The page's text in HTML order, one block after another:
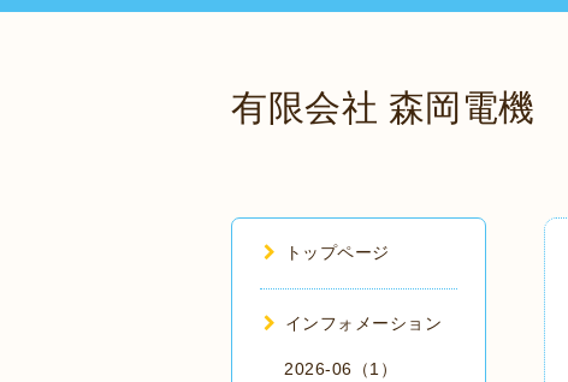
有限会社 森岡電機
トップページ
インフォメーション
2026-06（1）